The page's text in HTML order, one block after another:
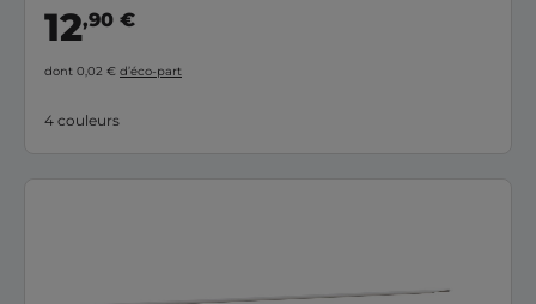
12,90 €
dont 0,02 € d’éco-part
4 couleurs